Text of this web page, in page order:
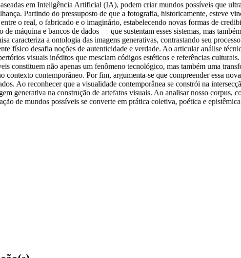
em Inteligência Artificial (IA), podem criar mundos possíveis que
Partindo do pressuposto de que a fotografia, historicamente, esteve
o real, o fabricado e o imaginário, estabelecendo novas formas de
máquina e bancos de dados — que sustentam esses sistemas, mas
caracteriza a ontologia das imagens generativas, contrastando seu
físico desafia noções de autenticidade e verdade. Ao articular análise
visuais inéditos que mesclam códigos estéticos e referências
constituem não apenas um fenômeno tecnológico, mas também uma
contemporâneo. Por fim, argumenta-se que compreender essa
Ao reconhecer que a visualidade contemporânea se constrói na
generativa na construção de artefatos visuais. Ao analisar nosso corpus,
de mundos possíveis se converte em prática coletiva, poética e